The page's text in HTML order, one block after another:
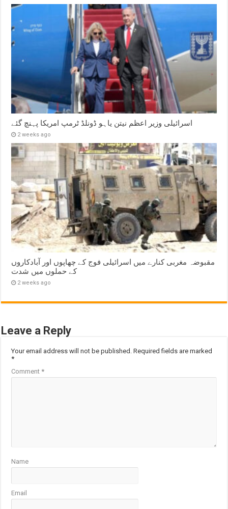
اسرائیلی وزیر اعظم نیتن یاہو ڈونلڈ ٹرمپ امریکا پہنچ گئے
2 weeks ago
مقبوضہ مغربی کنارے میں اسرائیلی فوج کے چھاپوں اور آبادکاروں
کے حملوں میں شدت
2 weeks ago
Leave a Reply
Your email address will not be published. Required fields are marked
*
Comment*
Name
Email